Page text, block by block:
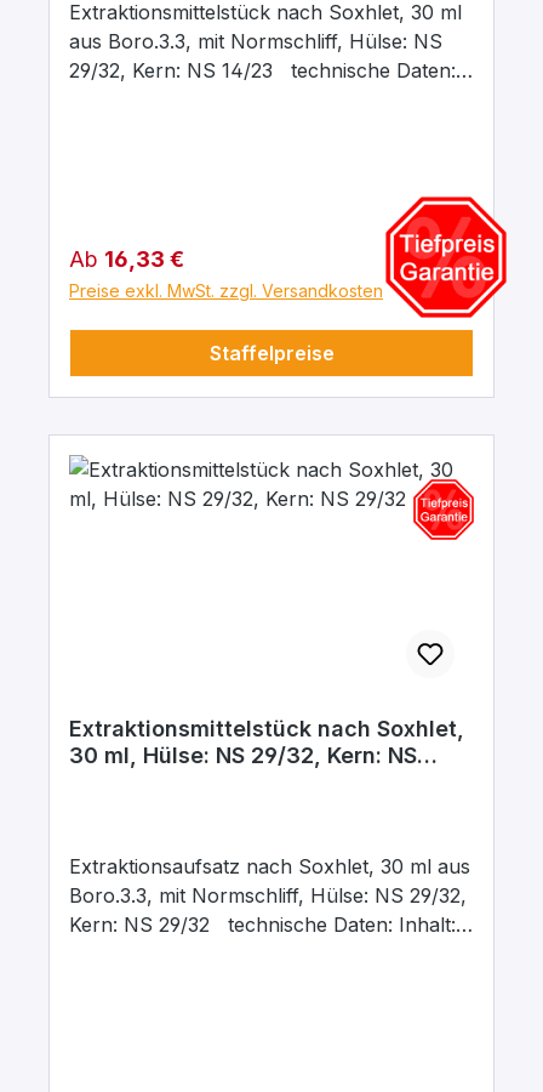
Extraktionsmittelstück nach Soxhlet, 30 ml
aus Boro.3.3, mit Normschliff, Hülse: NS
29/32, Kern: NS 14/23 technische Daten:
Regulärer Preis:
Ab 16,33 €
Preise exkl. MwSt. zzgl. Versandkosten
Staffelpreise
Extraktionsmittelstück nach Soxhlet,
30 ml, Hülse: NS 29/32, Kern: NS
Extraktionsaufsatz nach Soxhlet, 30 ml aus
Boro.3.3, mit Normschliff, Hülse: NS 29/32,
Kern: NS 29/32 technische Daten: Inhalt: